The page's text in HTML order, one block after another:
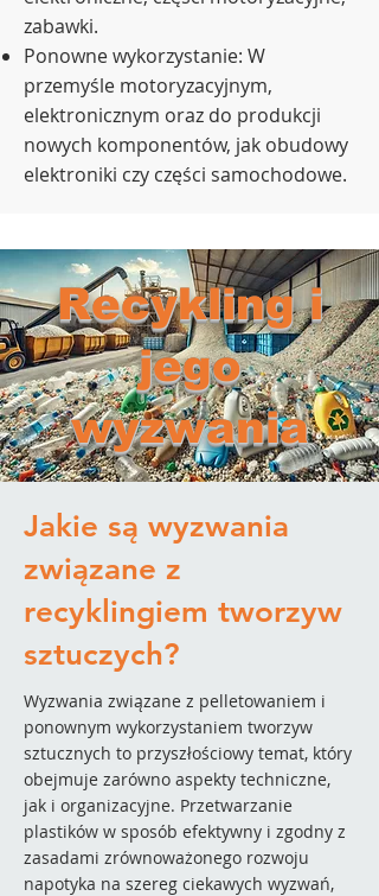
zabawki.
Ponowne wykorzystanie: W
przemyśle motoryzacyjnym,
elektronicznym oraz do produkcji
nowych komponentów, jak obudowy
elektroniki czy części samochodowe.
Recykling i
jego
wyzwania
Jakie są wyzwania
związane z
recyklingiem tworzyw
sztuczych?
Wyzwania związane z pelletowaniem i
ponownym wykorzystaniem tworzyw
sztucznych to przyszłościowy temat, który
obejmuje zarówno aspekty techniczne,
jak i organizacyjne. Przetwarzanie
plastików w sposób efektywny i zgodny z
zasadami zrównoważonego rozwoju
napotyka na szereg ciekawych wyzwań,